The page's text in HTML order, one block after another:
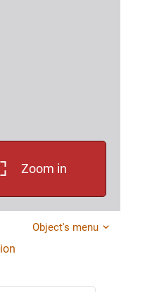
Zoom in
Object's menu